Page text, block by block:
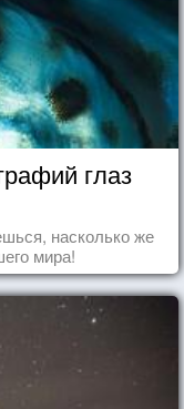
глаз
насколько же
мира!